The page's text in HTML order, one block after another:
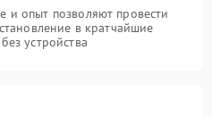
опыт позволяют провести
в кратчайшие
устройства